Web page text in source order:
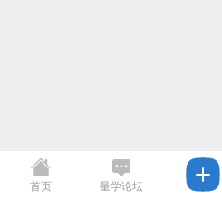
首页 量学论坛